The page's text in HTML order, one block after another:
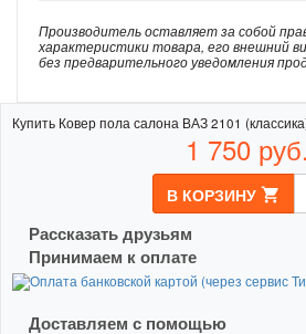
Производитель оставляет за собой
характеристики товара, его внешний
без предварительного уведомления
Купить Ковер пола салона ВАЗ 2101
1 750 руб.
В КОРЗИНУ shopping_cart
Рассказать друзьям
Принимаем к оплате
Доставляем с помощью